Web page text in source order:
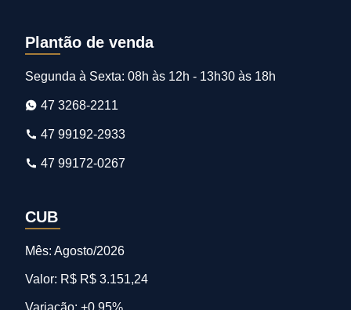
Plantão de venda
Segunda à Sexta: 08h às 12h - 13h30 às 18h
47 3268-2211
47 99192-2933
47 99172-0267
CUB
Mês: Agosto/2026
Valor: R$ R$ 3.151,24